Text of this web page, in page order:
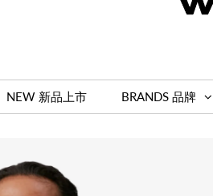
NEW 新品上市 BRANDS 品牌